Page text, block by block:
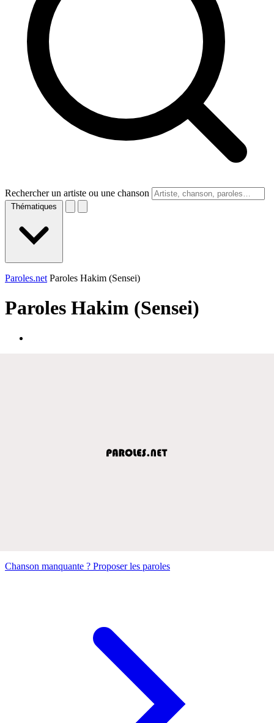
Rechercher un artiste ou une chanson
Thématiques
Paroles.net Paroles Hakim (Sensei)
Paroles Hakim (Sensei)
Chanson manquante ? Proposer les paroles